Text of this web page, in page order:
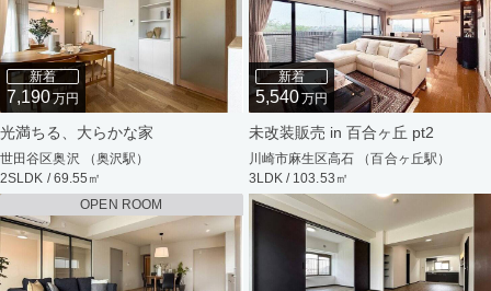
新着
7,190万円
光満ちる、大らかな家
世田谷区奥沢 （奥沢駅）
2SLDK / 69.55㎡
新着
5,540万円
未改装販売 in 百合ヶ丘 pt2
川崎市麻生区高石 （百合ヶ丘駅）
3LDK / 103.53㎡
OPEN ROOM